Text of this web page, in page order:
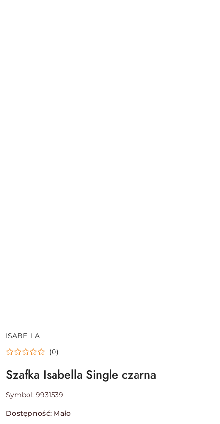
NAZWA
PRODUCENTA:
ISABELLA
(0)
Szafka Isabella Single czarna
Symbol: 9931539
Dostępność: Mało